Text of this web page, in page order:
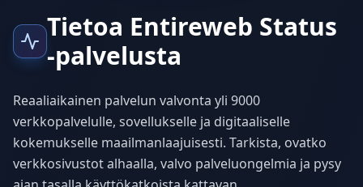
Tietoa Entireweb Status
-palvelusta
Reaaliaikainen palvelun valvonta yli 9000
verkkopalvelulle, sovellukselle ja digitaaliselle
kokemukselle maailmanlaajuisesti. Tarkista, ovatko
verkkosivustot alhaalla, valvo palveluongelmia ja pysy